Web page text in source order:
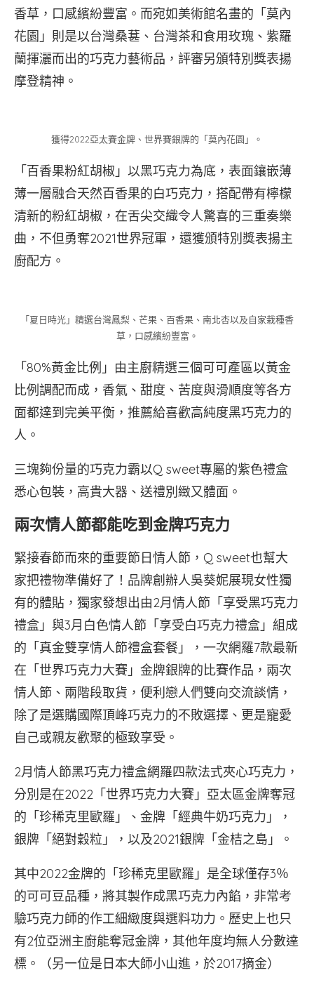
香草，口感繽紛豐富。而宛如美術館名畫的「莫內
花園」則是以台灣桑葚、台灣茶和食用玫瑰、紫羅
蘭揮灑而出的巧克力藝術品，評審另頒特別獎表揚
摩登精神。
獲得2022亞太賽金牌、世界賽銀牌的「莫內花園」。
「百香果粉紅胡椒」以黑巧克力為底，表面鑲嵌薄
薄一層融合天然百香果的白巧克力，搭配帶有檸檬
清新的粉紅胡椒，在舌尖交織令人驚喜的三重奏樂
曲，不但勇奪2021世界冠軍，還獲頒特別獎表揚主
廚配方。
「夏日時光」精選台灣鳳梨、芒果、百香果、南北杏以及自家栽種香
草，口感繽紛豐富。
「80%黃金比例」由主廚精選三個可可產區以黃金
比例調配而成，香氣、甜度、苦度與滑順度等各方
面都達到完美平衡，推薦給喜歡高純度黑巧克力的
人。
三塊夠份量的巧克力霸以Q sweet專屬的紫色禮盒
悉心包裝，高貴大器、送禮別緻又體面。
兩次情人節都能吃到金牌巧克力
緊接春節而來的重要節日情人節，Q sweet也幫大
家把禮物準備好了！品牌創辦人吳葵妮展現女性獨
有的體貼，獨家發想出由2月情人節「享受黑巧克力
禮盒」與3月白色情人節「享受白巧克力禮盒」組成
的「真金雙享情人節禮盒套餐」，一次網羅7款最新
在「世界巧克力大賽」金牌銀牌的比賽作品，兩次
情人節、兩階段取貨，便利戀人們雙向交流談情，
除了是選購國際頂峰巧克力的不敗選擇、更是寵愛
自己或親友歡聚的極致享受。
2月情人節黑巧克力禮盒網羅四款法式夾心巧克力，
分別是在2022「世界巧克力大賽」亞太區金牌奪冠
的「珍稀克里歐羅」、金牌「經典牛奶巧克力」，
銀牌「絕對穀粒」，以及2021銀牌「金桔之島」。
其中2022金牌的「珍稀克里歐羅」是全球僅存3％
的可可豆品種，將其製作成黑巧克力內餡，非常考
驗巧克力師的作工細緻度與選料功力。歷史上也只
有2位亞洲主廚能奪冠金牌，其他年度均無人分數達
標。（另一位是日本大師小山進，於2017摘金）